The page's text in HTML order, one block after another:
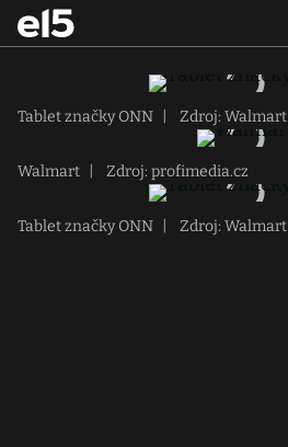
Tablet značky ONN Zdroj: Walmart
Walmart Zdroj: profimedia.cz
Tablet značky ONN Zdroj: Walmart